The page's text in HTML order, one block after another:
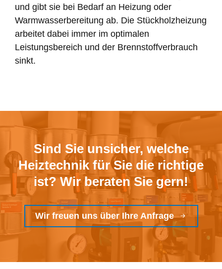
und gibt sie bei Bedarf an Heizung oder
Warmwasserbereitung ab. Die Stückholzheizung
arbeitet dabei immer im optimalen
Leistungsbereich und der Brennstoffverbrauch
sinkt.
Sind Sie unsicher, welche
Heiztechnik für Sie die richtige
ist? Wir beraten Sie gern!
Wir freuen uns über Ihre Anfrage